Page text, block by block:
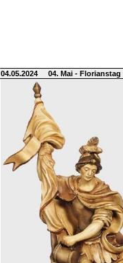
04.05.2024 04. Mai -